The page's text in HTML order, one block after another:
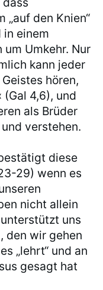
„auf den Knien“
in einem
um Umkehr. Nur
kann jeder
hören,
(Gal 4,6), und
als Brüder
verstehen.
diese
29) wenn es
nicht allein
uns
den wir gehen
„lehrt“ und an
gesagt hat